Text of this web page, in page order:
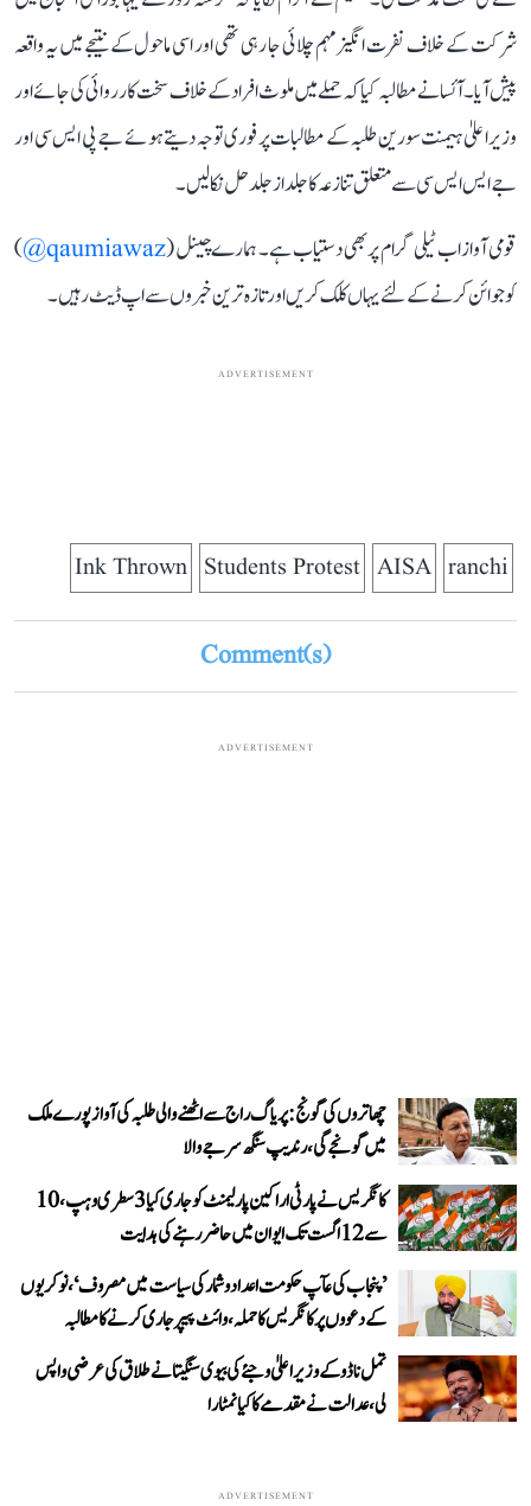
شرکت کے خلاف نفرت انگیز مہم چلائی جا رہی تھی اور اسی ماحول کے نتیجے میں یہ واقعہ
پیش آیا۔ آئسا نے مطالبہ کیا کہ حملے میں ملوث افراد کے خلاف سخت کارروائی کی جائے اور
وزیر اعلیٰ ہیمنت سورین طلبہ کے مطالبات پر فوری توجہ دیتے ہوئے جے پی ایس سی اور
جے ایس ایس سی سے متعلق تنازعہ کا جلد از جلد حل نکالیں۔
قومی آواز اب ٹیلی گرام پر بھی دستیاب ہے۔ ہمارے چینل (qaumiawaz@
)
کو جوائن کرنے کے لئے یہاں کلک کریں اور تازہ ترین خبروں سے اپ ڈیٹ رہیں۔
ADVERTISEMENT
ranchi
AISA
Students Protest
Ink Thrown
Comment(s)
ADVERTISEMENT
چھاتروں کی گونج: پریاگ راج سے اٹھنے والی طلبہ کی آواز پورے ملک
میں گونجے گی، رندیپ سنگھ سرجے والا
کانگریس نے پارٹی اراکین پارلیمنٹ کو جاری کیا 3 سطری وہپ، 10
سے 12 اگست تک ایوان میں حاضر رہنے کی ہدایت
’پنجاب کی عآپ حکومت اعداد و شمار کی سیاست میں مصروف‘، نوکریوں
کے دعووں پر کانگریس کا حملہ، وائٹ پیپر جاری کرنے کا مطالبہ
تمل ناڈو کے وزیر اعلیٰ وجئے کی بیوی سنگیتا نے طلاق کی عرضی واپس
لی، عدالت نے مقدمے کا کیا نمٹارا
ADVERTISEMENT